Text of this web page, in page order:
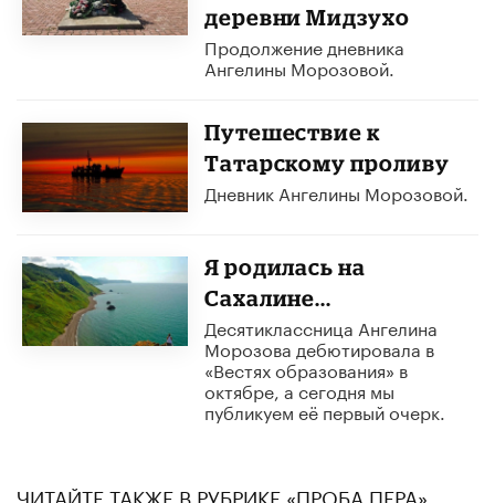
деревни Мидзухо
Продолжение дневника
Ангелины Морозовой.
Путешествие к
Татарскому проливу
Дневник Ангелины Морозовой.
Я родилась на
Сахалине...
Десятиклассница Ангелина
Морозова дебютировала в
«Вестях образования» в
октябре, а сегодня мы
публикуем её первый очерк.
ЧИТАЙТЕ ТАКЖЕ В РУБРИКЕ «ПРОБА ПЕРА»